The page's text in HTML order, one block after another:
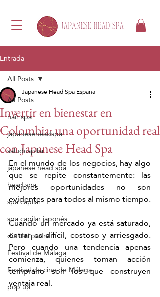
Entrada
All Posts
hair spa
japaneseheadspa
saludcapilar
japanese head spa
head spa
spa capilar
spa capilar japonés
dia del padre
Festival de Málaga
Festival de cine de Málaga
pop up
All Posts
Invertir en bienestar en
Colombia: una oportunidad real
con Japanese Head Spa
Japanese Head Spa España
En el mundo de los negocios, hay algo
que se repite constantemente: las
mejores oportunidades no son
evidentes para todos al mismo tiempo.
Cuando un mercado ya está saturado,
entrar es difícil, costoso y arriesgado.
Pero cuando una tendencia apenas
comienza, quienes toman acción
temprano son los que construyen
ventaja real.